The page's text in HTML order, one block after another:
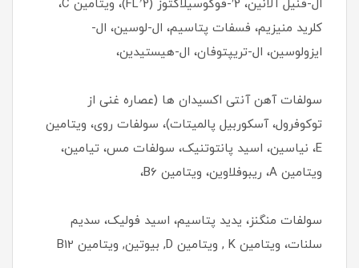
ال-فنیل آلانین، 2′-فوکوسیلاکتوز (2’FL)، ویتامین C،
کلرید منیزیم، فسفات پتاسیم، ال-لوسین، ال-
ایزولوسین، ال-تریپتوفان، ال-هیستیدین،
سولفات آهن آنتی اکسیدان ها (عصاره غنی از
توکوفرول، آسکوربیل پالمیتات)، سولفات روی، ویتامین
E، نیاسین، اسید پانتوتنیک، سولفات مس، تیامین،
ویتامین A، ریبوفلاوین، ویتامین B6،
سولفات منگنز، یدید پتاسیم، اسید فولیک، سدیم
سلنات، ویتامین K , ویتامین D, بیوتین, ویتامین B12